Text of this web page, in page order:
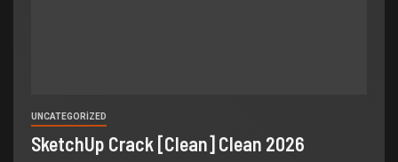
UNCATEGORIZED
SketchUp Crack [Clean] Clean 2026